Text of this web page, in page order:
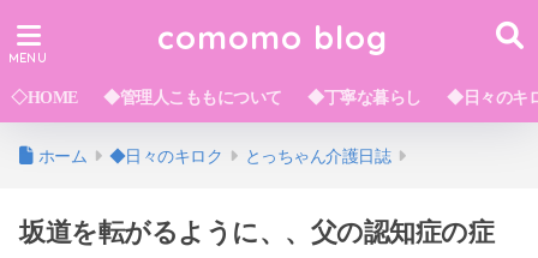
comomo blog
◇HOME ◆管理人こももについて ◆丁寧な暮らし ◆日々のキ
ホーム ◆日々のキロク とっちゃん介護日誌
坂道を転がるように、、父の認知症の症